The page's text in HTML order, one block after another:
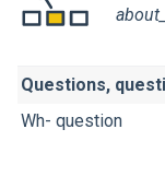
Questions,
Wh- question